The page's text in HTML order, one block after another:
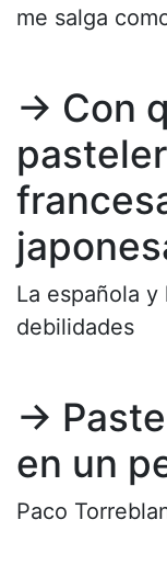
me salga
→ Con
La española
debilidades
→
en un
Paco